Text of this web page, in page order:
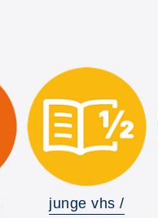
junge vhs /